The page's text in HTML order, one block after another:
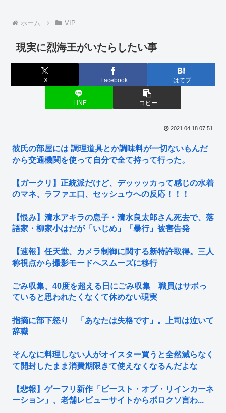
ホーム VIP
現実に烈海王がいたらしたい事
X Facebook はてブ
LINE コピー
2021.04.18 07:51
彼氏の部屋には 調理道具とか調味料が一切ないもんだ
から交通機関を使って自分で全て持って行った。
【ガークリ】正統派だけど、デッッッカって感じの水着
のマネ、ラファエ口、セッシュウへの反応！！！
【恨み】清水アキラの息子・清水良太郎さん死去で、落
語家・柳家小はだが「いじめ」「暴行」被害告発
【速報】任天堂、カメラ制御に関する新特許取得。三人
称視点から撮影モードへスムーズに移行
ごみ収集、40度を超える日にごみ収集 職員はサボっ
ていると思われたくなくて休めない現実
指摘に部下怒り 「あなたは失格です」。上司は泣いて
辞職
そんなに料理しない人がオイスター買うと全然減らなく
て開封したまま消費期限きて使えなくなるんだよな
【悲報】ゲーフリ新作「ビースト・オブ・リインカーネ
ーション」、老舗レビューサイトからボロクソ言わ...